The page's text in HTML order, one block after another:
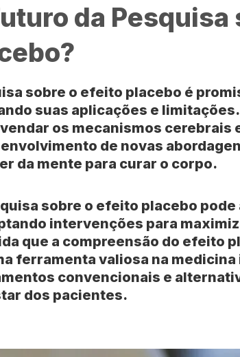
da Pesquisa
sobre o efeito placebo é
suas aplicações e
os mecanismos cerebrais
de novas
da mente para curar o corpo.
sobre o efeito placebo
intervenções para
que a compreensão do efeito
ferramenta valiosa na
convencionais e
dos pacientes.